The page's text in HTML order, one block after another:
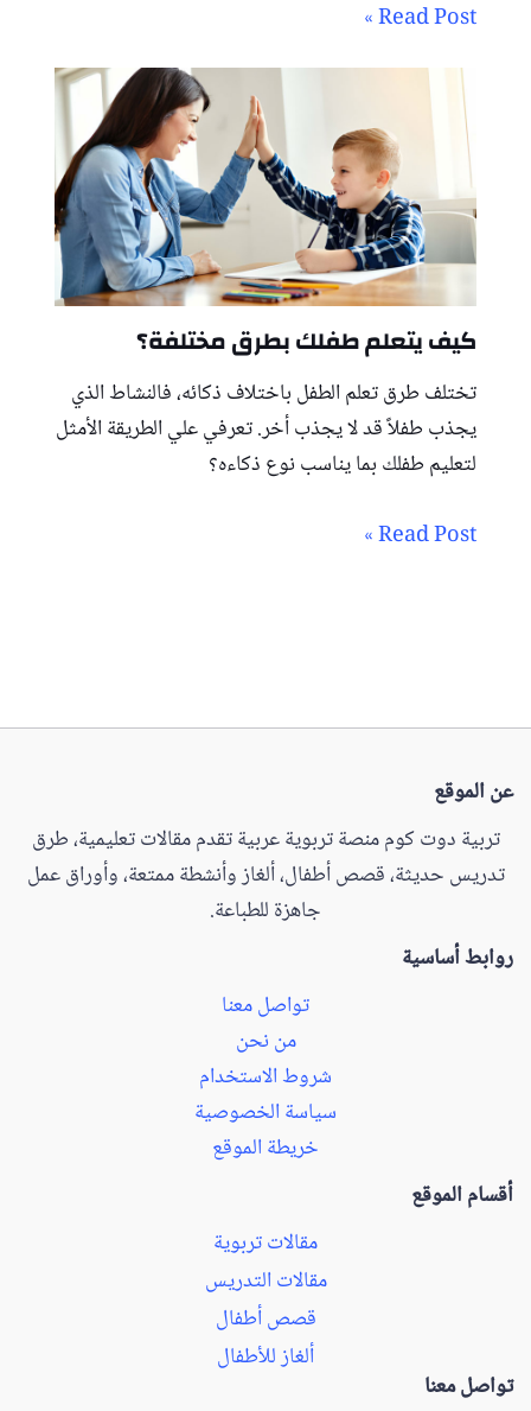
Read Post »
كيف يتعلم طفلك بطرق مختلفة؟
تختلف طرق تعلم الطفل باختلاف ذكائه، فالنشاط الذي
يجذب طفلاً قد لا يجذب أخر. تعرفي علي الطريقة الأمثل
لتعليم طفلك بما يناسب نوع ذكاءه؟
Read Post »
عن الموقع
تربية دوت كوم منصة تربوية عربية تقدم مقالات تعليمية، طرق
تدريس حديثة، قصص أطفال، ألغاز وأنشطة ممتعة، وأوراق عمل
جاهزة للطباعة.
روابط أساسية
تواصل معنا
من نحن
شروط الاستخدام
سياسة الخصوصية
خريطة الموقع
أقسام الموقع
مقالات تربوية
مقالات التدريس
قصص أطفال
ألغاز للأطفال
تواصل معنا